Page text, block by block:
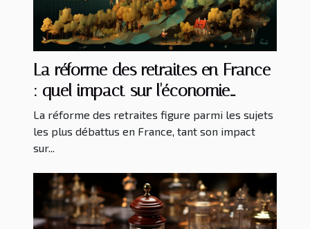
La réforme des retraites en France
: quel impact sur l'économie
nationale ?
La réforme des retraites figure parmi les sujets
les plus débattus en France, tant son impact
sur...